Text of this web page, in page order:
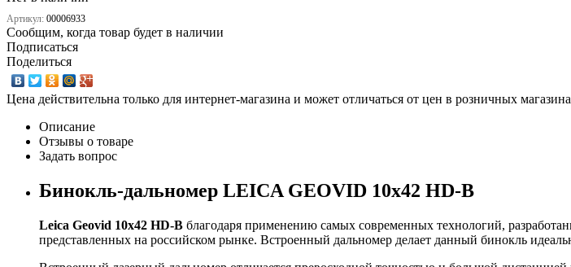
Артикул: 00006933
Сообщим, когда товар будет в наличии
Подписаться
Поделиться
Цена действительна только для интернет-магазина и может отличаться от цен в розничных
Описание
Отзывы о товаре
Задать вопрос
Бинокль-дальномер LEICA GEOVID 10x42 HD-B
Leica Geovid 10x42 HD-B благодаря применению самых современных технологий,
представленных на российском рынке. Встроенный дальномер делает данный бинокль